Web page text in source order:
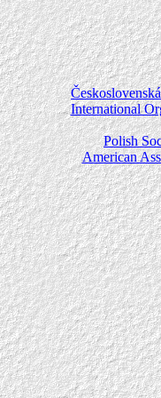
International
Polish
American